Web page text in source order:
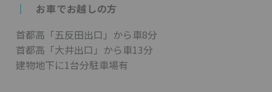
┃
お車でお越しの方
首都高「五反田出口」から車8分
首都高「大井出口」から車13分
建物地下に1台分駐車場有